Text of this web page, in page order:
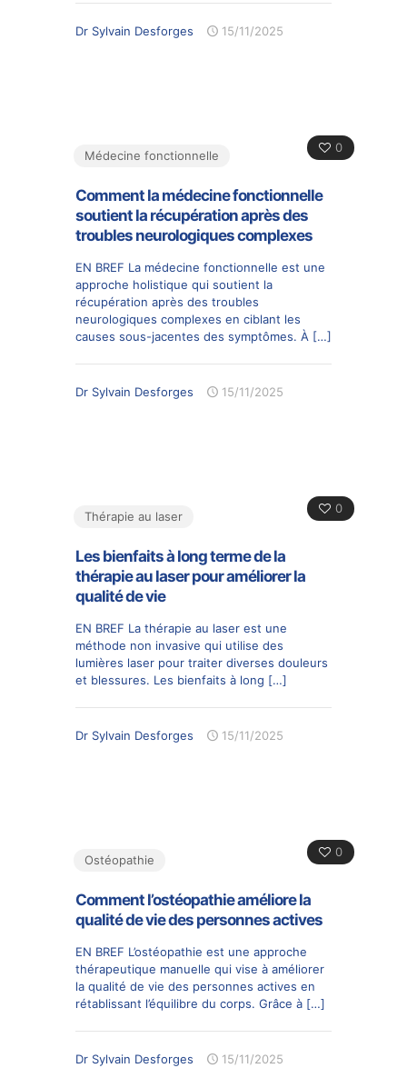
Dr Sylvain Desforges 15/11/2025
0
Médecine fonctionnelle
Comment la médecine fonctionnelle
soutient la récupération après des
troubles neurologiques complexes
EN BREF La médecine fonctionnelle est une
approche holistique qui soutient la
récupération après des troubles
neurologiques complexes en ciblant les
causes sous-jacentes des symptômes. À […]
Dr Sylvain Desforges 15/11/2025
0
Thérapie au laser
Les bienfaits à long terme de la
thérapie au laser pour améliorer la
qualité de vie
EN BREF La thérapie au laser est une
méthode non invasive qui utilise des
lumières laser pour traiter diverses douleurs
et blessures. Les bienfaits à long […]
Dr Sylvain Desforges 15/11/2025
0
Ostéopathie
Comment l’ostéopathie améliore la
qualité de vie des personnes actives
EN BREF L’ostéopathie est une approche
thérapeutique manuelle qui vise à améliorer
la qualité de vie des personnes actives en
rétablissant l’équilibre du corps. Grâce à […]
Dr Sylvain Desforges 15/11/2025